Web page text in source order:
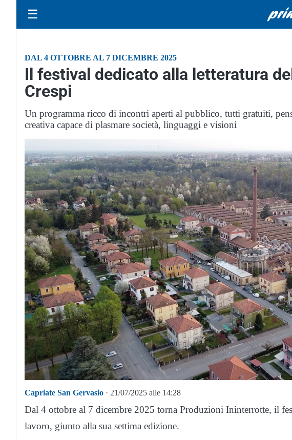
☰
DAL 4 OTTOBRE AL 7 DICEMBRE 2025
Il festival dedicato alla letteratura
Crespi
Un programma ricco di incontri aperti al pubblico, tutti gratuiti,
creativa capace di plasmare società, linguaggi e visioni
Capriate San Gervasio · 21/07/2025 alle 14:28
Dal 4 ottobre al 7 dicembre 2025 torna Produzioni Ininterrotte, il
lavoro, giunto alla sua settima edizione.